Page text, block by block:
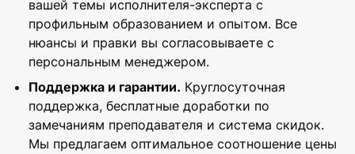
вашей темы исполнителя-эксперта с
профильным образованием и опытом. Все
нюансы и правки вы согласовываете с
персональным менеджером.
Поддержка и гарантии. Круглосуточная
поддержка, бесплатные доработки по
замечаниям преподавателя и система скидок.
Мы предлагаем оптимальное соотношение цены